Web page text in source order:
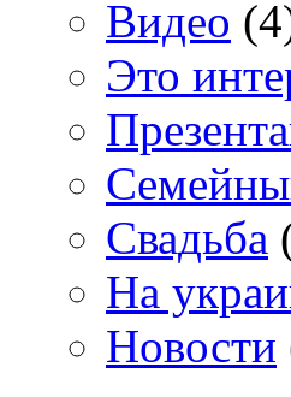
Видео
Это
Свадьба
На
Новости